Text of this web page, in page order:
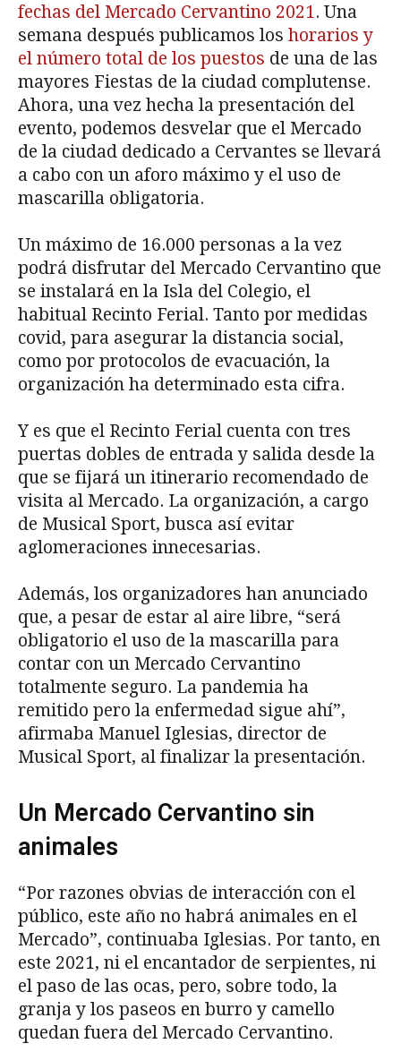
fechas del Mercado Cervantino 2021. Una
semana después publicamos los horarios y
el número total de los puestos de una de las
mayores Fiestas de la ciudad complutense.
Ahora, una vez hecha la presentación del
evento, podemos desvelar que el Mercado
de la ciudad dedicado a Cervantes se llevará
a cabo con un aforo máximo y el uso de
mascarilla obligatoria.
Un máximo de 16.000 personas a la vez
podrá disfrutar del Mercado Cervantino que
se instalará en la Isla del Colegio, el
habitual Recinto Ferial. Tanto por medidas
covid, para asegurar la distancia social,
como por protocolos de evacuación, la
organización ha determinado esta cifra.
Y es que el Recinto Ferial cuenta con tres
puertas dobles de entrada y salida desde la
que se fijará un itinerario recomendado de
visita al Mercado. La organización, a cargo
de Musical Sport, busca así evitar
aglomeraciones innecesarias.
Además, los organizadores han anunciado
que, a pesar de estar al aire libre, “será
obligatorio el uso de la mascarilla para
contar con un Mercado Cervantino
totalmente seguro. La pandemia ha
remitido pero la enfermedad sigue ahí”,
afirmaba Manuel Iglesias, director de
Musical Sport, al finalizar la presentación.
Un Mercado Cervantino sin
animales
“Por razones obvias de interacción con el
público, este año no habrá animales en el
Mercado”, continuaba Iglesias. Por tanto, en
este 2021, ni el encantador de serpientes, ni
el paso de las ocas, pero, sobre todo, la
granja y los paseos en burro y camello
quedan fuera del Mercado Cervantino.